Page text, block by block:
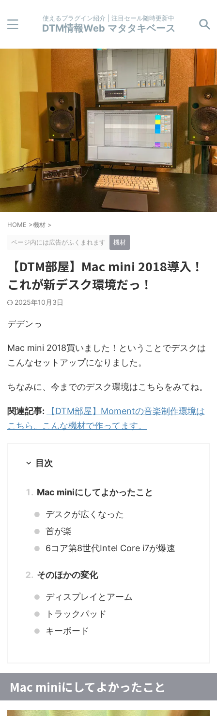
使えるプラグイン紹介 | 注目セール随時更新中
DTM情報Web マタタキベース
HOME >機材 >
ページ内には広告がふくまれます 機材
【DTM部屋】Mac mini 2018導入！
これが新デスク環境だっ！
2025年10月3日
デデンっ
Mac mini 2018買いました！ということでデスクは
こんなセットアップになりました。
ちなみに、今までのデスク環境はこちらをみてね。
関連記事:
【DTM部屋】Momentの音楽制作環境は
こちら。こんな機材で作ってます。
目次
Mac miniにしてよかったこと
デスクが広くなった
首が楽
6コア第8世代Intel Core i7が爆速
そのほかの変化
ディスプレイとアーム
トラックパッド
キーボード
Mac miniにしてよかったこと